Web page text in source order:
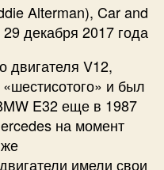
Alterman), Car and
29 декабря 2017 года
двигателя V12,
и был
E32 еще в 1987
на момент
имели свои